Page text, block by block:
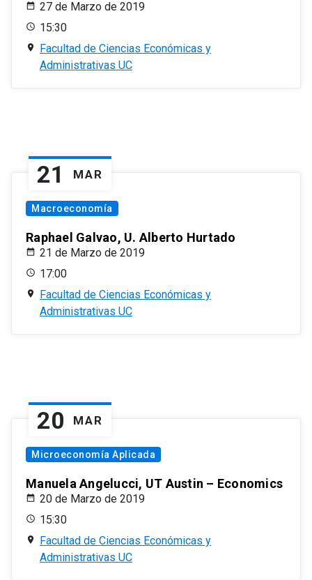
27 de Marzo de 2019
15:30
Facultad de Ciencias Económicas y
Administrativas UC
21 MAR
Macroeconomía
Raphael Galvao, U. Alberto Hurtado
21 de Marzo de 2019
17:00
Facultad de Ciencias Económicas y
Administrativas UC
20 MAR
Microeconomía Aplicada
Manuela Angelucci, UT Austin – Economics
20 de Marzo de 2019
15:30
Facultad de Ciencias Económicas y
Administrativas UC